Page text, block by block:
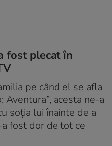
fost plecat în
pe când el se afla
Aventura”, acesta ne-a
soția lui înainte de a
fost dor de tot ce